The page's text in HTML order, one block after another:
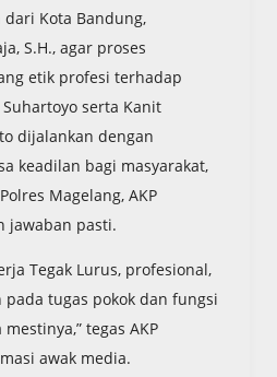
Kota Bandung,
S.H., agar proses
etik profesi terhadap
Suhartoyo serta Kanit
dijalankan dengan
keadilan bagi masyarakat,
Magelang, AKP
jawaban pasti.
Tegak Lurus, profesional,
tugas pokok dan fungsi
tegas AKP
awak media.